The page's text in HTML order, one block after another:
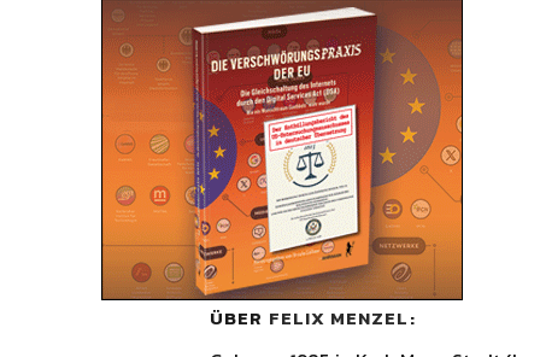
ÜBER FELIX MENZEL